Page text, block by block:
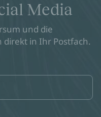
Media
und die
in Ihr Postfach.